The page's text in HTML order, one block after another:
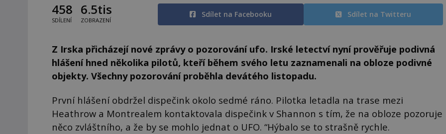
458
SDÍLENÍ
6.5tis
ZOBRAZENÍ
Sdílet na Facebooku Sdílet na Twitteru
Z Irska přicházejí nové zprávy o pozorování ufo. Irské letectví nyní prověřuje podivná
hlášení hned několika pilotů, kteří během svého letu zaznamenali na obloze podivné
objekty. Všechny pozorování proběhla devátého listopadu.
První hlášení obdržel dispečink okolo sedmé ráno. Pilotka letadla na trase mezi
Heathrow a Montrealem kontaktovala dispečink v Shannon s tím, že na obloze pozoruje
něco zvláštního, a že by se mohlo jednat o UFO. “Hýbalo se to strašně rychle.